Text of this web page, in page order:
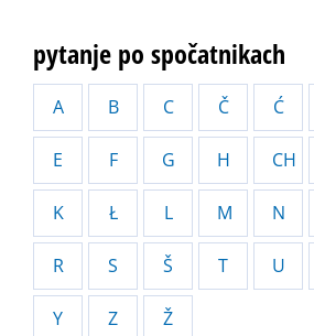
pytanje po spočatnikach
A B C Č Ć
E F G H CH
K Ł L M N
R S Š T U
Y Z Ž